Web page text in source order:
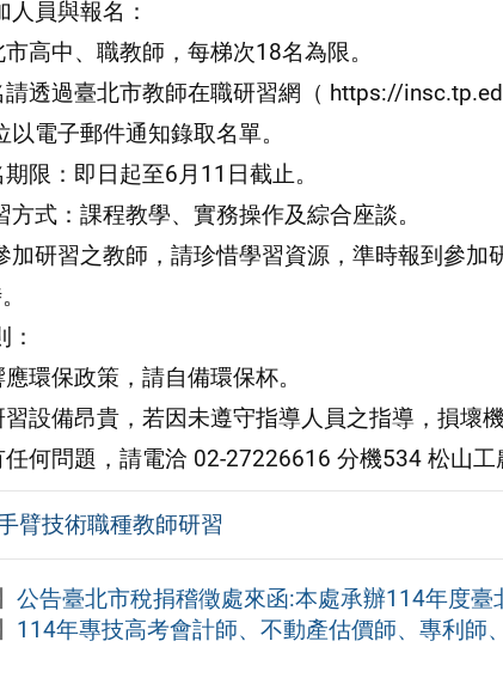
人員與報名：
高中、職教師，每梯次18名為限。
透過臺北市教師在職研習網（ https://
以電子郵件通知錄取名單。
限：即日起至6月11日截止。
方式：課程教學、實務操作及綜合座談。
加研習之教師，請珍惜學習資源，準時報到參
環保政策，請自備環保杯。
設備昂貴，若因未遵守指導人員之指導，損壞
何問題，請電洽 02-27226616 分機534 松山工
臂技術職種教師研習
公告臺北市稅捐稽徵處來函:本處承辦114年度臺
114年專技高考會計師、不動產估價師、專利師